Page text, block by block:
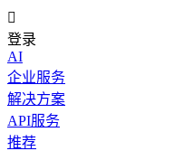

登录
AI
企业服务
解决方案
API服务
推荐